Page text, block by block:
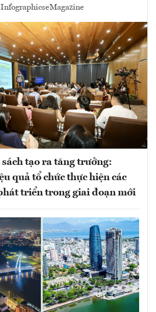
InfographicseMagazine
tạo ra tăng trưởng:
quả tổ chức thực hiện các
triển trong giai đoạn mới